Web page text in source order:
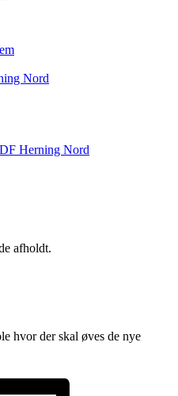
Nord
Herning Nord
afholdt.
hvor der skal øves de nye